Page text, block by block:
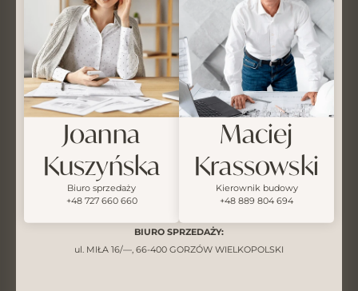
Joanna
Kuszyńska
Biuro sprzedaży
+48 727 660 660
Maciej
Krassowski
Kierownik budowy
+48 889 804 694
BIURO SPRZEDAŻY:
ul. MIŁA 16/—, 66-400 GORZÓW WIELKOPOLSKI